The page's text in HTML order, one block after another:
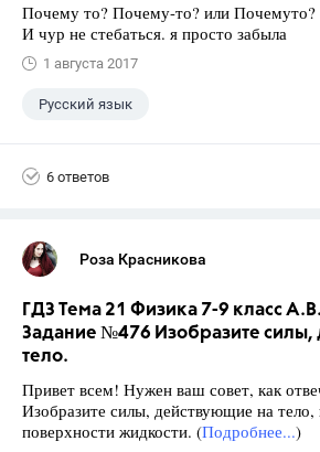
Почему то? Почему-то? или Почемуто?
И чур не стебаться. я просто забыла
1 августа 2017
Русский язык
6 ответов
Роза Красникова
ГДЗ Тема 21 Физика 7-9 класс
Задание №476 Изобразите
тело.
Привет всем! Нужен ваш совет, как
Изобразите силы, действующие на тело,
поверхности жидкости. (Подробнее...)